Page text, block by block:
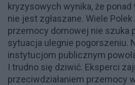
kryzysowych wynika, że ponad
nie jest zgłaszane. Wiele
przemocy domowej nie szuka
sytuacja ulegnie pogorszeniu.
instytucjom publicznym
I trudno się dziwić. Eksperci
przeciwdziałaniem przemocy